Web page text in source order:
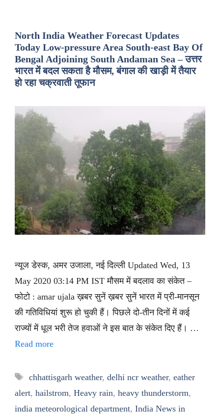
North India Weather Forecast Updates
Today Low-pressure Area South-east Bay Of
Bengal Adjoining South Andaman Sea – उत्तर
भारत में बदल सकता है मौसम, बंगाल की खाड़ी में तैयार
हो रहा चक्रवाती तूफान
न्यूज डेस्क, अमर उजाला, नई दिल्ली Updated Wed, 13
May 2020 03:14 PM IST मौसम में बदलाव का संकेत –
फोटो : amar ujala ख़बर सुनें ख़बर सुनें भारत में प्री-मानसून
की गतिविधियां शुरू हो चुकी हैं। पिछले दो-तीन दिनों में कई
राज्यों में धूल भरी तेज हवाओं ने इस बात के संकेत दिए हैं। …
Read more
Tags
chhattisgarh weather, delhi ncr weather, eather
alert, hailstrom, Heavy rain, heavy thunderstorm,
india meteorological department, India News in